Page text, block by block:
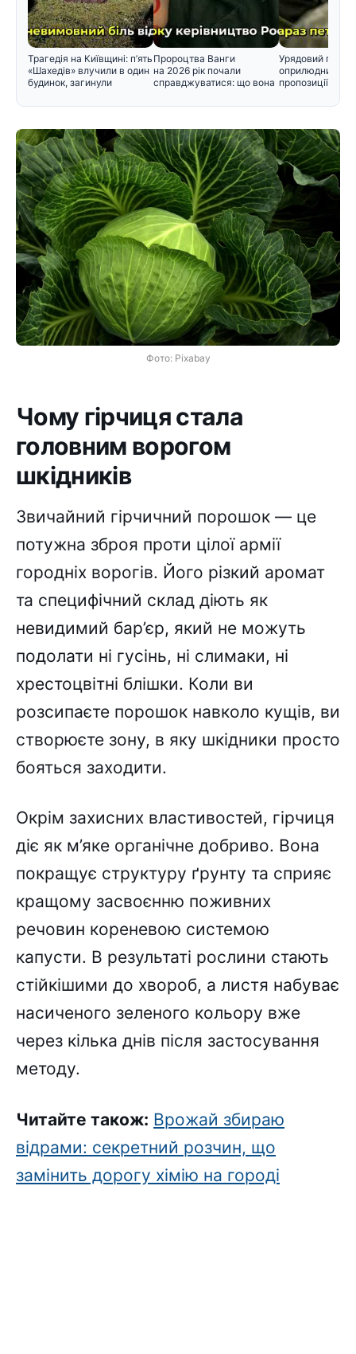
Трагедія на Київщині: п’ять
«Шахедів» влучили в один
будинок, загинули
Пророцтва Ванги
на 2026 рік почали
справджуватися: що вона
Урядовий
оприлюднив
пропозиції
Фото: Pixabay
Чому гірчиця стала
головним ворогом
шкідників
Звичайний гірчичний порошок — це
потужна зброя проти цілої армії
городніх ворогів. Його різкий аромат
та специфічний склад діють як
невидимий бар’єр, який не можуть
подолати ні гусінь, ні слимаки, ні
хрестоцвітні блішки. Коли ви
розсипаєте порошок навколо кущів, ви
створюєте зону, в яку шкідники просто
бояться заходити.
Окрім захисних властивостей, гірчиця
діє як м’яке органічне добриво. Вона
покращує структуру ґрунту та сприяє
кращому засвоєнню поживних
речовин кореневою системою
капусти. В результаті рослини стають
стійкішими до хвороб, а листя набуває
насиченого зеленого кольору вже
через кілька днів після застосування
методу.
Читайте також: Врожай збираю
відрами: секретний розчин, що
замінить дорогу хімію на городі